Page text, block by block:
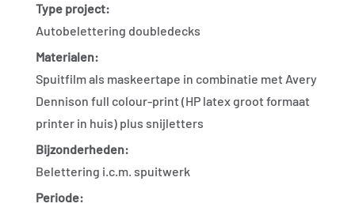
Type project:
Autobelettering doubledecks
Materialen:
Spuitfilm als maskeertape in combinatie met Avery
Dennison full colour-print (HP latex groot formaat
printer in huis) plus snijletters
Bijzonderheden:
Belettering i.c.m. spuitwerk
Periode: